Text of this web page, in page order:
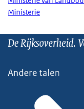
Ministerie
De Rijksoverheid.
Andere talen